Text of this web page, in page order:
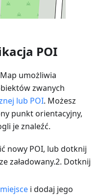
POI
umożliwia
zwanych
lub POI. Możesz
punkt orientacyjny,
je znaleźć.
nowy POI, lub dotknij
załadowany.2. Dotknij
i dodaj jego